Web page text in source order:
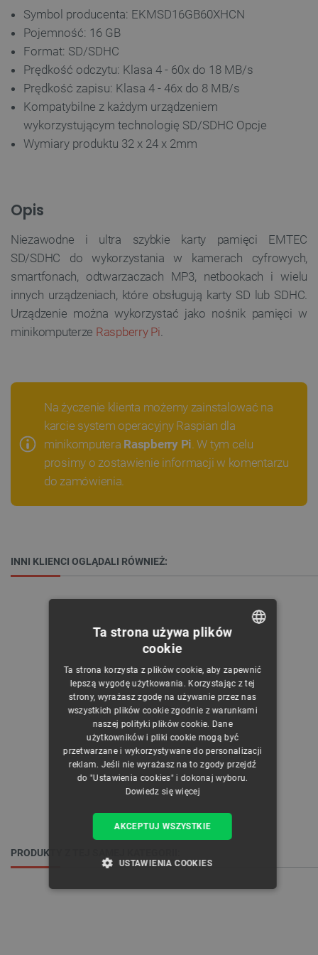
Symbol producenta: EKMSD16GB60XHCN
Pojemność: 16 GB
Format: SD/SDHC
Prędkość odczytu: Klasa 4 - 60x do 18 MB/s
Prędkość zapisu: Klasa 4 - 46x do 8 MB/s
Kompatybilne z każdym urządzeniem
wykorzystującym technologię SD/SDHC Opcje
Wymiary produktu 32 x 24 x 2mm
Opis
Niezawodne i ultra szybkie karty pamięci EMTEC
SD/SDHC do wykorzystania w kamerach cyfrowych,
smartfonach, odtwarzaczach MP3, netbookach i wielu
innych urządzeniach, które obsługują karty SD lub SDHC.
Urządzenie można wykorzystać jako nośnik pamięci w
minikomputerze Raspberry Pi.
Na życzenie klienta możemy zainstalować na
karcie system operacyjny Raspian dla
minikomputera Raspberry Pi. W tym celu
prosimy o zostawienie informacji w komentarzu
do zamówienia.
INNI KLIENCI OGLĄDALI RÓWNIEŻ:
PRODUKTY Z TEJ SAMEJ KATEGORII:
CZECH
ENGLISH
GERMAN
Ta strona używa plików
cookie
Ta strona korzysta z plików cookie, aby zapewnić
lepszą wygodę użytkowania. Korzystając z tej
strony, wyrażasz zgodę na używanie przez nas
wszystkich plików cookie zgodnie z warunkami
naszej polityki plików cookie. Dane
użytkowników i pliki cookie mogą być
przetwarzane i wykorzystywane do personalizacji
reklam. Jeśli nie wyrażasz na to zgody przejdź
do "Ustawienia cookies" i dokonaj wyboru.
Dowiedz się więcej
AKCEPTUJ WSZYSTKIE
USTAWIENIA COOKIES